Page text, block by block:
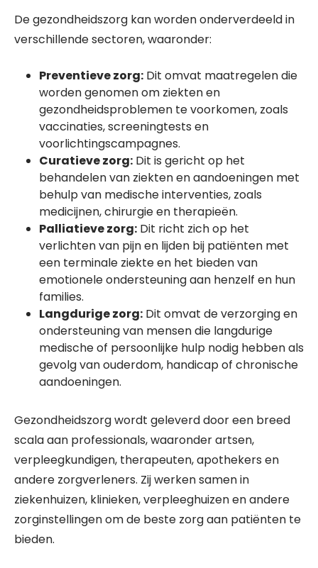
De gezondheidszorg kan worden onderverdeeld in
verschillende sectoren, waaronder:
Preventieve zorg: Dit omvat maatregelen die
worden genomen om ziekten en
gezondheidsproblemen te voorkomen, zoals
vaccinaties, screeningtests en
voorlichtingscampagnes.
Curatieve zorg: Dit is gericht op het
behandelen van ziekten en aandoeningen met
behulp van medische interventies, zoals
medicijnen, chirurgie en therapieën.
Palliatieve zorg: Dit richt zich op het
verlichten van pijn en lijden bij patiënten met
een terminale ziekte en het bieden van
emotionele ondersteuning aan henzelf en hun
families.
Langdurige zorg: Dit omvat de verzorging en
ondersteuning van mensen die langdurige
medische of persoonlijke hulp nodig hebben als
gevolg van ouderdom, handicap of chronische
aandoeningen.
Gezondheidszorg wordt geleverd door een breed
scala aan professionals, waaronder artsen,
verpleegkundigen, therapeuten, apothekers en
andere zorgverleners. Zij werken samen in
ziekenhuizen, klinieken, verpleeghuizen en andere
zorginstellingen om de beste zorg aan patiënten te
bieden.